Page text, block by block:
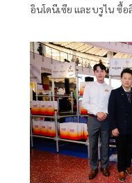
อินโดนีเซีย และบรูไน ซื้
PPTV 36, ไทยรัฐทีวี 32
ทาง TrueVisions NOW